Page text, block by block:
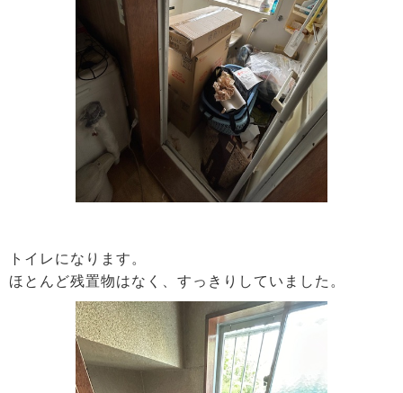
トイレになります。
ほとんど残置物はなく、すっきりしていました。